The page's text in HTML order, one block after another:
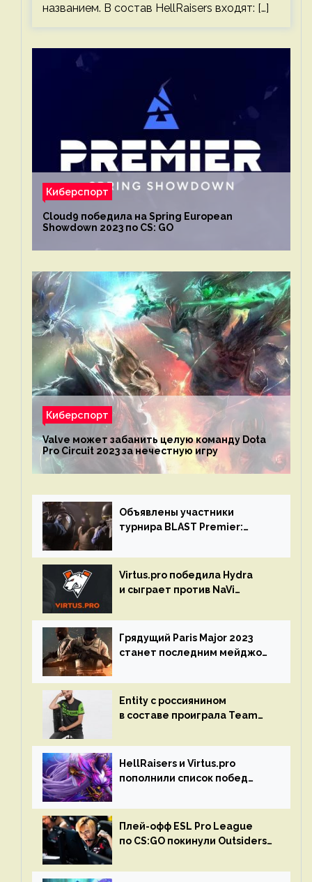
названием. В состав HellRaisers входят: […]
Киберспорт
Cloud9 победила на Spring European
Showdown 2023 по CS: GO
Киберспорт
Valve может забанить целую команду Dota
Pro Circuit 2023 за нечестную игру
Объявлены участники
турнира BLAST Premier:
Virtus.pro победила Hydra
и сыграет против NaVi
Грядущий Paris Major 2023
станет последним мейджор-
Entity с россиянином
в составе проиграла Team
HellRaisers и Virtus.pro
пополнили список побед
Плей-офф ESL Pro League
по CS:GO покинули Outsiders